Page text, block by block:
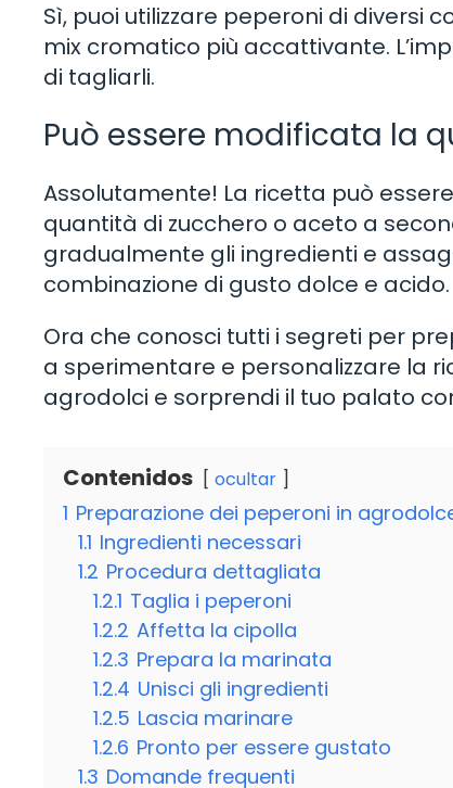
Sì, puoi utilizzare peperoni di diversi
mix cromatico più accattivante.
di tagliarli.
Può essere modificata la
Assolutamente! La ricetta può
quantità di zucchero o aceto a
gradualmente gli ingredienti e
combinazione di gusto dolce e acido.
Ora che conosci tutti i segreti per
a sperimentare e personalizzare la
agrodolci e sorprendi il tuo palato
Contenidos ocultar
1 Preparazione dei peperoni in
1.1 Ingredienti necessari
1.2 Procedura dettagliata
1.2.1 Taglia i peperoni
1.2.2 Affetta la cipolla
1.2.3 Prepara la marinata
1.2.4 Unisci gli ingredienti
1.2.5 Lascia marinare
1.2.6 Pronto per essere gustato
1.3 Domande frequenti